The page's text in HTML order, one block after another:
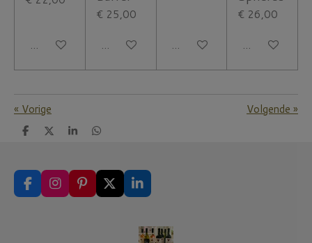
In winkelwagen
€ 25,00
In winkelwagenIn winkelwagen
€ 26,00
In
« Vorige Volgende »
D
n
D
S
D
n
F
a
I
n
P
i
X
L
i
k
e